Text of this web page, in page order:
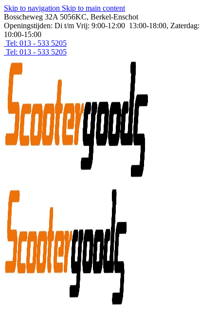
Skip to navigation Skip to main content
Bosscheweg 32A 5056KC, Berkel-Enschot
Openingstijden: Di t/m Vrij: 9:00-12:00 13:00-18:00, Zaterdag:
10:00-15:00
Tel: 013 - 533 5205
Tel: 013 - 533 5205